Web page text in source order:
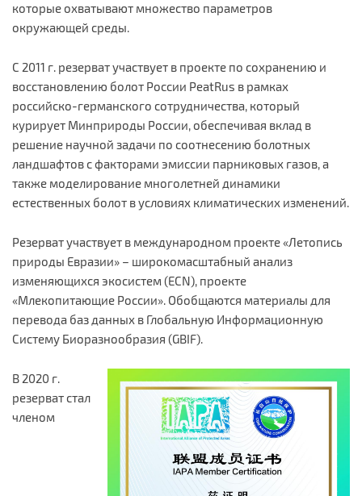
которые охватывают множество параметров
окружающей среды.
С 2011 г. резерват участвует в проекте по сохранению и
восстановлению болот России PeatRus в рамках
российско-германского сотрудничества, который
курирует Минприроды России, обеспечивая вклад в
решение научной задачи по соотнесению болотных
ландшафтов с факторами эмиссии парниковых газов, а
также моделирование многолетней динамики
естественных болот в условиях климатических изменений.
Резерват участвует в международном проекте «Летопись
природы Евразии» – широкомасштабный анализ
изменяющихся экосистем (ECN), проекте
«Млекопитающие России». Обобщаются материалы для
перевода баз данных в Глобальную Информационную
Систему Биоразнообразия (GBIF).
В 2020 г.
резерват стал
членом